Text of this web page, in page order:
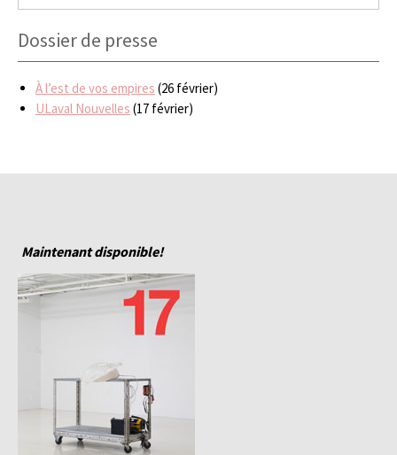
Dossier de presse
À l’est de vos empires (26 février)
ULaval Nouvelles (17 février)
Maintenant disponible!